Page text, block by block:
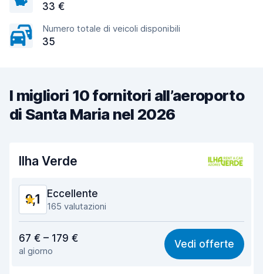
33 €
Numero totale di veicoli disponibili
35
I migliori 10 fornitori all’aeroporto
di Santa Maria nel 2026
Ilha Verde
9,1 Eccellente
165 valutazioni
8,5
Facile da trovare 9,6
67 € – 179 €
al giorno
Vedi offerte